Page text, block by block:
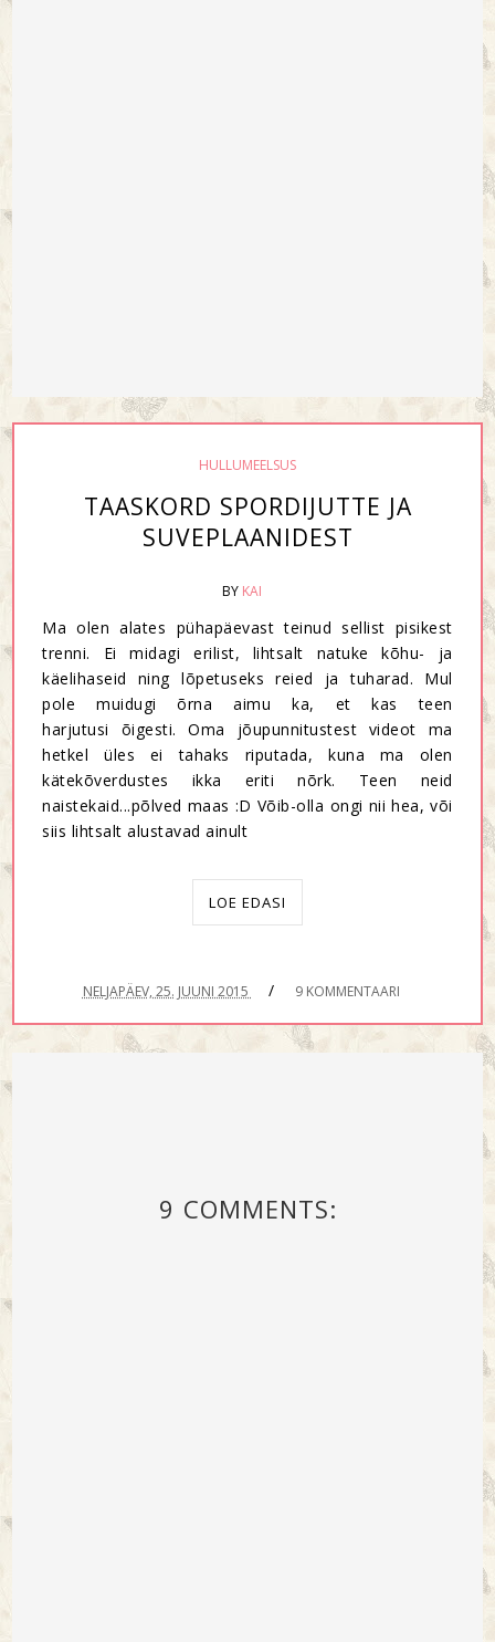
HULLUMEELSUS
TAASKORD SPORDIJUTTE JA
SUVEPLAANIDEST
BY KAI
Ma olen alates pühapäevast teinud sellist pisikest
trenni. Ei midagi erilist, lihtsalt natuke kõhu- ja
käelihaseid ning lõpetuseks reied ja tuharad. Mul
pole muidugi õrna aimu ka, et kas teen
harjutusi õigesti. Oma jõupunnitustest videot ma
hetkel üles ei tahaks riputada, kuna ma olen
kätekõverdustes ikka eriti nõrk. Teen neid
naistekaid...põlved maas :D Võib-olla ongi nii hea, või
siis lihtsalt alustavad ainult
LOE EDASI
NELJAPÄEV, 25. JUUNI 2015 / 9 KOMMENTAARI
9 COMMENTS: